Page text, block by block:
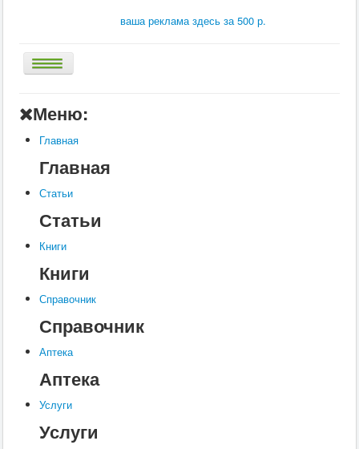
ваша реклама здесь за 500 р.
Книги
Услуги
Контакты
Шкатулки
Меню:
Главная
Главная
Статьи
Статьи
Книги
Книги
Справочник
Справочник
Аптека
Аптека
Услуги
Услуги